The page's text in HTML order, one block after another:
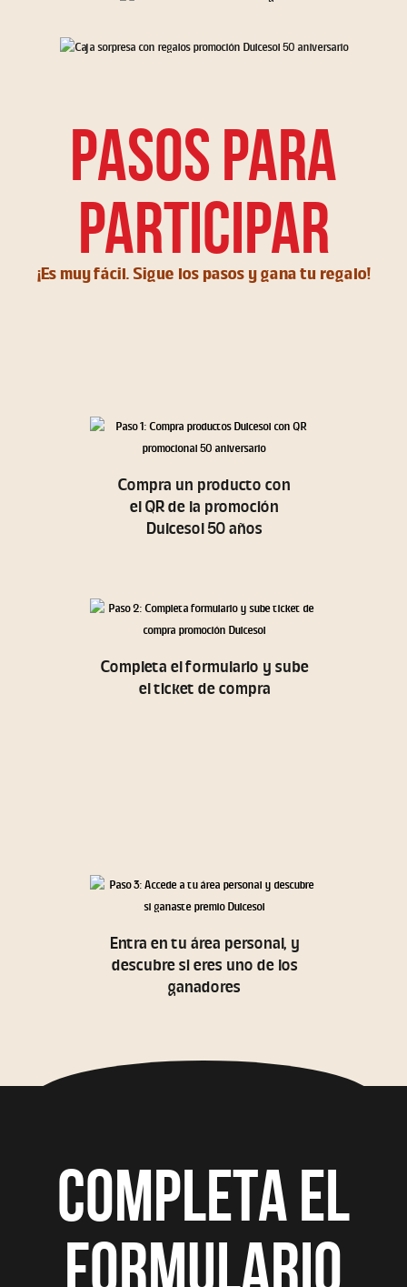
Pasos para
participar
¡Es muy fácil. Sigue los pasos y gana tu regalo!
Compra un producto con
el QR de la promoción
Dulcesol 50 años
Completa el formulario y sube
el ticket de compra
Entra en tu área personal, y
descubre si eres uno de los
ganadores
COMPLETA EL
FORMULARIO